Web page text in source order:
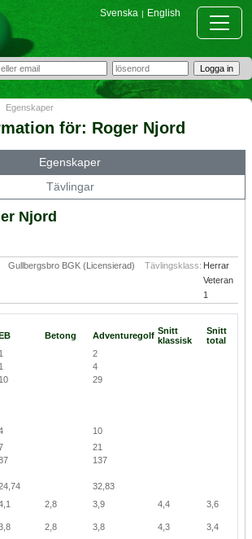
Svenska | English
Egenskaper
för: Roger Njord
Egenskaper
Tävlingar
Njord
Gullbergsbro BGK (Licensierad) Tävlingsklass: Herrar
Veteran
1
Betong Adventuregolf Snitt
klassisk
Snitt
total
1
2
1
4
10 29
10
21
137
32,83
2,8 3,9 4,4
3,6
2,8 3,8 4,3 3,4